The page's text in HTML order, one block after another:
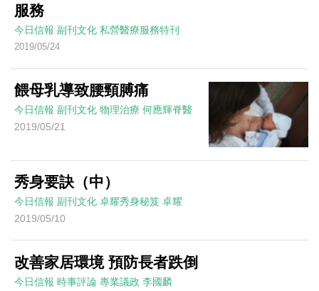
服務
今日信報 副刊文化 私營醫療服務特刊
2019/05/24
餵母乳導致腰頸膊痛
今日信報 副刊文化 物理治療 何應輝脊醫
2019/05/21
秀身要訣（中）
今日信報 副刊文化 卓耀秀身秘笈 卓耀
2019/05/10
改善家居環境 預防長者跌倒
今日信報 時事評論 專業議政 李國麟